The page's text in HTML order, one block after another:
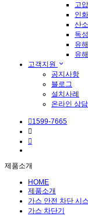
고
인
산
독
유
유
고객지원
공지사항
블로그
설치사례
온라인 상담
1599-7665
제품소개
HOME
제품소개
가스 안전 차단 시
가스 차단기